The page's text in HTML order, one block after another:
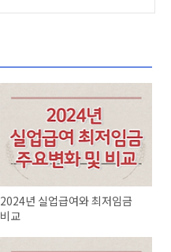
2024년 실업급여와 최저임금
비교